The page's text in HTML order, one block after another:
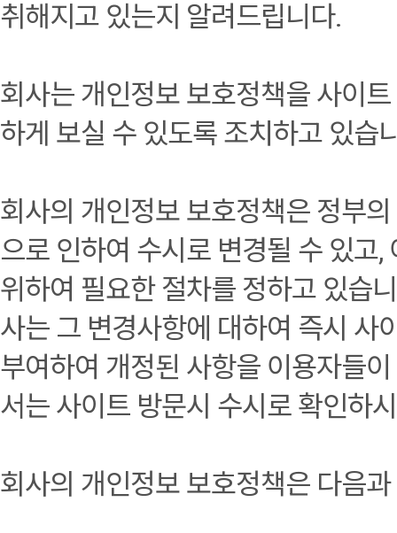
취해지고 있는지 알려드립니다.
회사는 개인정보 보호정책을 사이
하게 보실 수 있도록 조치하고 있습
회사의 개인정보 보호정책은 정부
으로 인하여 수시로 변경될 수 있고
위하여 필요한 절차를 정하고 있습
사는 그 변경사항에 대하여 즉시 사
부여하여 개정된 사항을 이용자들
서는 사이트 방문시 수시로 확인하
회사의 개인정보 보호정책은 다음